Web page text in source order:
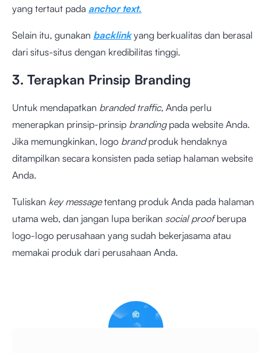
yang tertaut pada anchor text.
Selain itu, gunakan backlinkyang berkualitas dan berasal
dari situs-situs dengan kredibilitas tinggi.
3. Terapkan Prinsip Branding
Untuk mendapatkan branded traffic, Anda perlu
menerapkan prinsip-prinsip brandingpada website Anda.
Jika memungkinkan, logo brandproduk hendaknya
ditampilkan secara konsisten pada setiap halaman website
Anda.
Tuliskan key messagetentang produk Anda pada halaman
utama web, dan jangan lupa berikan social proofberupa
logo-logo perusahaan yang sudah bekerjasama atau
memakai produk dari perusahaan Anda.